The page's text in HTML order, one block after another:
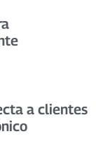
a clientes